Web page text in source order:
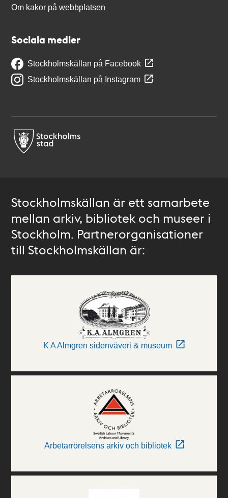
Om kakor på webbplatsen
Sociala medier
Stockholmskällan på Facebook
Stockholmskällan på Instagram
Stockholmskällan är ett samarbete
mellan arkiv, bibliotek och museer i
Stockholm. Partnerorganisationer
till Stockholmskällan är:
K A Almgren sidenväveri & museum
Arbetarrörelsens arkiv och bibliotek